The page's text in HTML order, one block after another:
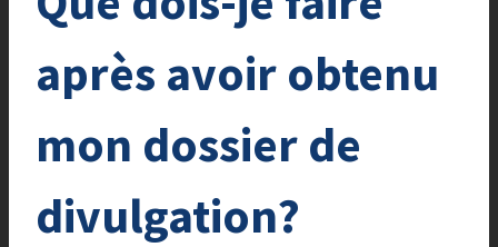
après avoir obtenu
mon dossier de
divulgation?